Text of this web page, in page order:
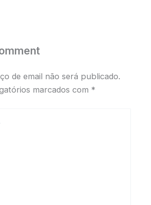
de email não será publicado.
marcados com *